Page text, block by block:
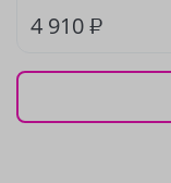
4 910 ₽